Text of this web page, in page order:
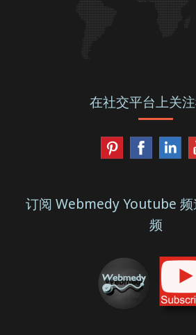
在社交平台上关
订阅 Webmedy Youtube 频
频